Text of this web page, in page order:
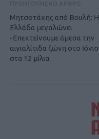
Μητσοτάκης από Βουλή: Η
Ελλάδα μεγαλώνει
-Επεκτείνουμε άμεσα την
αιγιαλίτιδα ζώνη στο Ιόνιο
στα 12 μίλια